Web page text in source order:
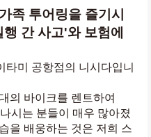
족 투어링을 즐기시
간 사고'와 보험에
미 공항점의 니시다입니
의 바이크를 렌트하여
시는 분들이 매우 많아졌
을 배웅하는 것은 저희 스